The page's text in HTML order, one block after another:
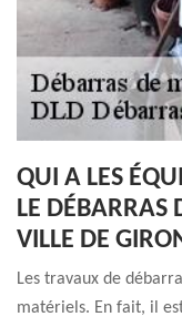
QUI A LES
LE DÉBARRAS
VILLE DE
Les travaux de
matériels. En fait, il